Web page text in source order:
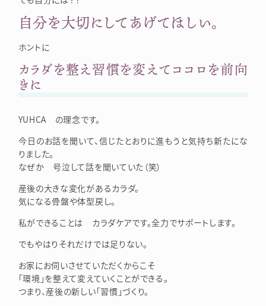
自分を大切にしてあげてほしい。
ホントに
カラダを整え習慣を変えてココロを前向
きに
YUHCA の理念です。
今日のお話を聞いて、信じたとおりに進もうと気持ち新たにな
りました。
なぜか 号泣して話を聞いていた（笑）
産後の大きな変化があるカラダ。
気になる骨盤や体型戻し。
私ができることは カラダケアです。全力でサポートします。
でもやはりそれだけでは足りない。
お家にお伺いさせていただくからこそ
「環境」を整えて変えていくことができる。
つまり、産後の新しい「習慣」づくり。